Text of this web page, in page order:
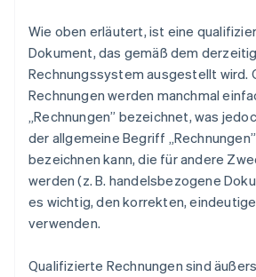
Wie oben erläutert, ist eine
Dokument, das gemäß dem
Rechnungssystem ausgestellt wird.
Rechnungen werden manchmal
„Rechnungen” bezeichnet, was
der allgemeine Begriff
bezeichnen kann, die für andere
werden (z. B. handelsbezogene
es wichtig, den korrekten,
verwenden.
Qualifizierte Rechnungen sind